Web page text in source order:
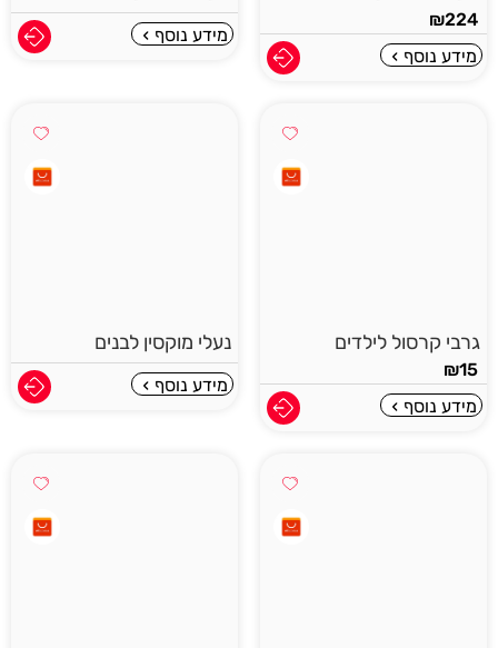
₪224
מידע נוסף
מידע נוסף
גרבי קרסול לילדים
₪15
מידע נוסף
נעלי מוקסין לבנים
מידע נוסף